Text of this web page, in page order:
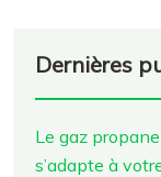
Dernières
Le gaz
s’adapte à